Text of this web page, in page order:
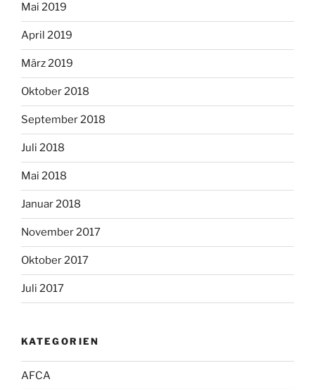
Mai 2019
April 2019
März 2019
Oktober 2018
September 2018
Juli 2018
Mai 2018
Januar 2018
November 2017
Oktober 2017
Juli 2017
KATEGORIEN
AFCA